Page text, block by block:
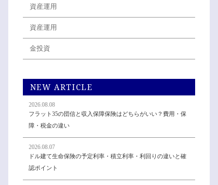
資産運用
資産運用
金投資
NEW ARTICLE
2026.08.08
フラット35の団信と収入保障保険はどちらがいい？費用・保
障・税金の違い
2026.08.07
ドル建て生命保険の予定利率・積立利率・利回りの違いと確
認ポイント